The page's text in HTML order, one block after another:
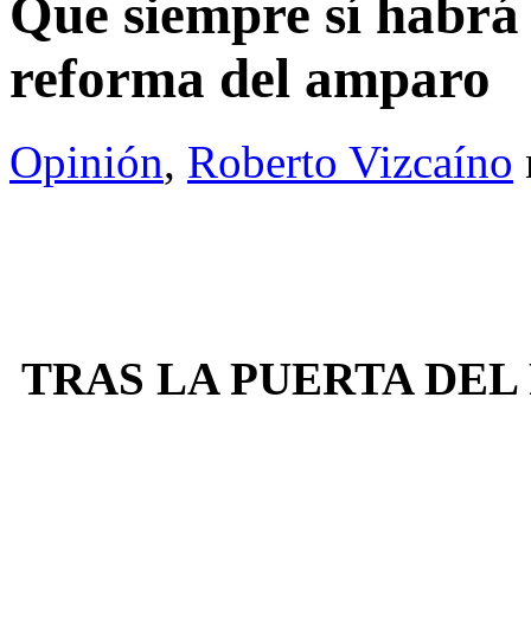
Que siempre sí
reforma del amparo
Opinión, Roberto Vizcaíno
TRAS LA PUERTA